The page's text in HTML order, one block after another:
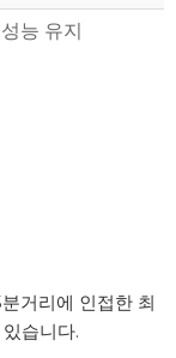
능 유지
거리에 인접한 최
습니다.